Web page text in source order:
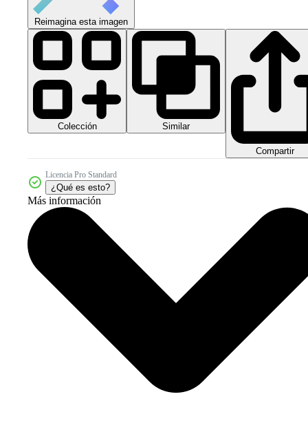
Reimagina esta imagen
Colección Similar
Compartir
Licencia Pro Standard
¿Qué es esto?
Más información